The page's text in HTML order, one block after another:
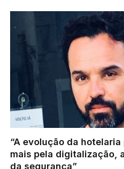
“A evolução da
mais pela digitalização,
da segurança”